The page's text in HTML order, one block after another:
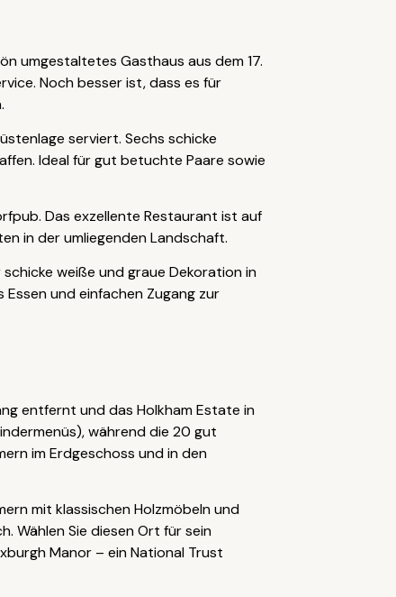
umgestaltetes Gasthaus aus dem 17.
Noch besser ist, dass es für
serviert. Sechs schicke
Ideal für gut betuchte Paare sowie
Das exzellente Restaurant ist auf
in der umliegenden Landschaft.
weiße und graue Dekoration in
und einfachen Zugang zur
entfernt und das Holkham Estate in
während die 20 gut
im Erdgeschoss und in den
mit klassischen Holzmöbeln und
Wählen Sie diesen Ort für sein
Manor – ein National Trust